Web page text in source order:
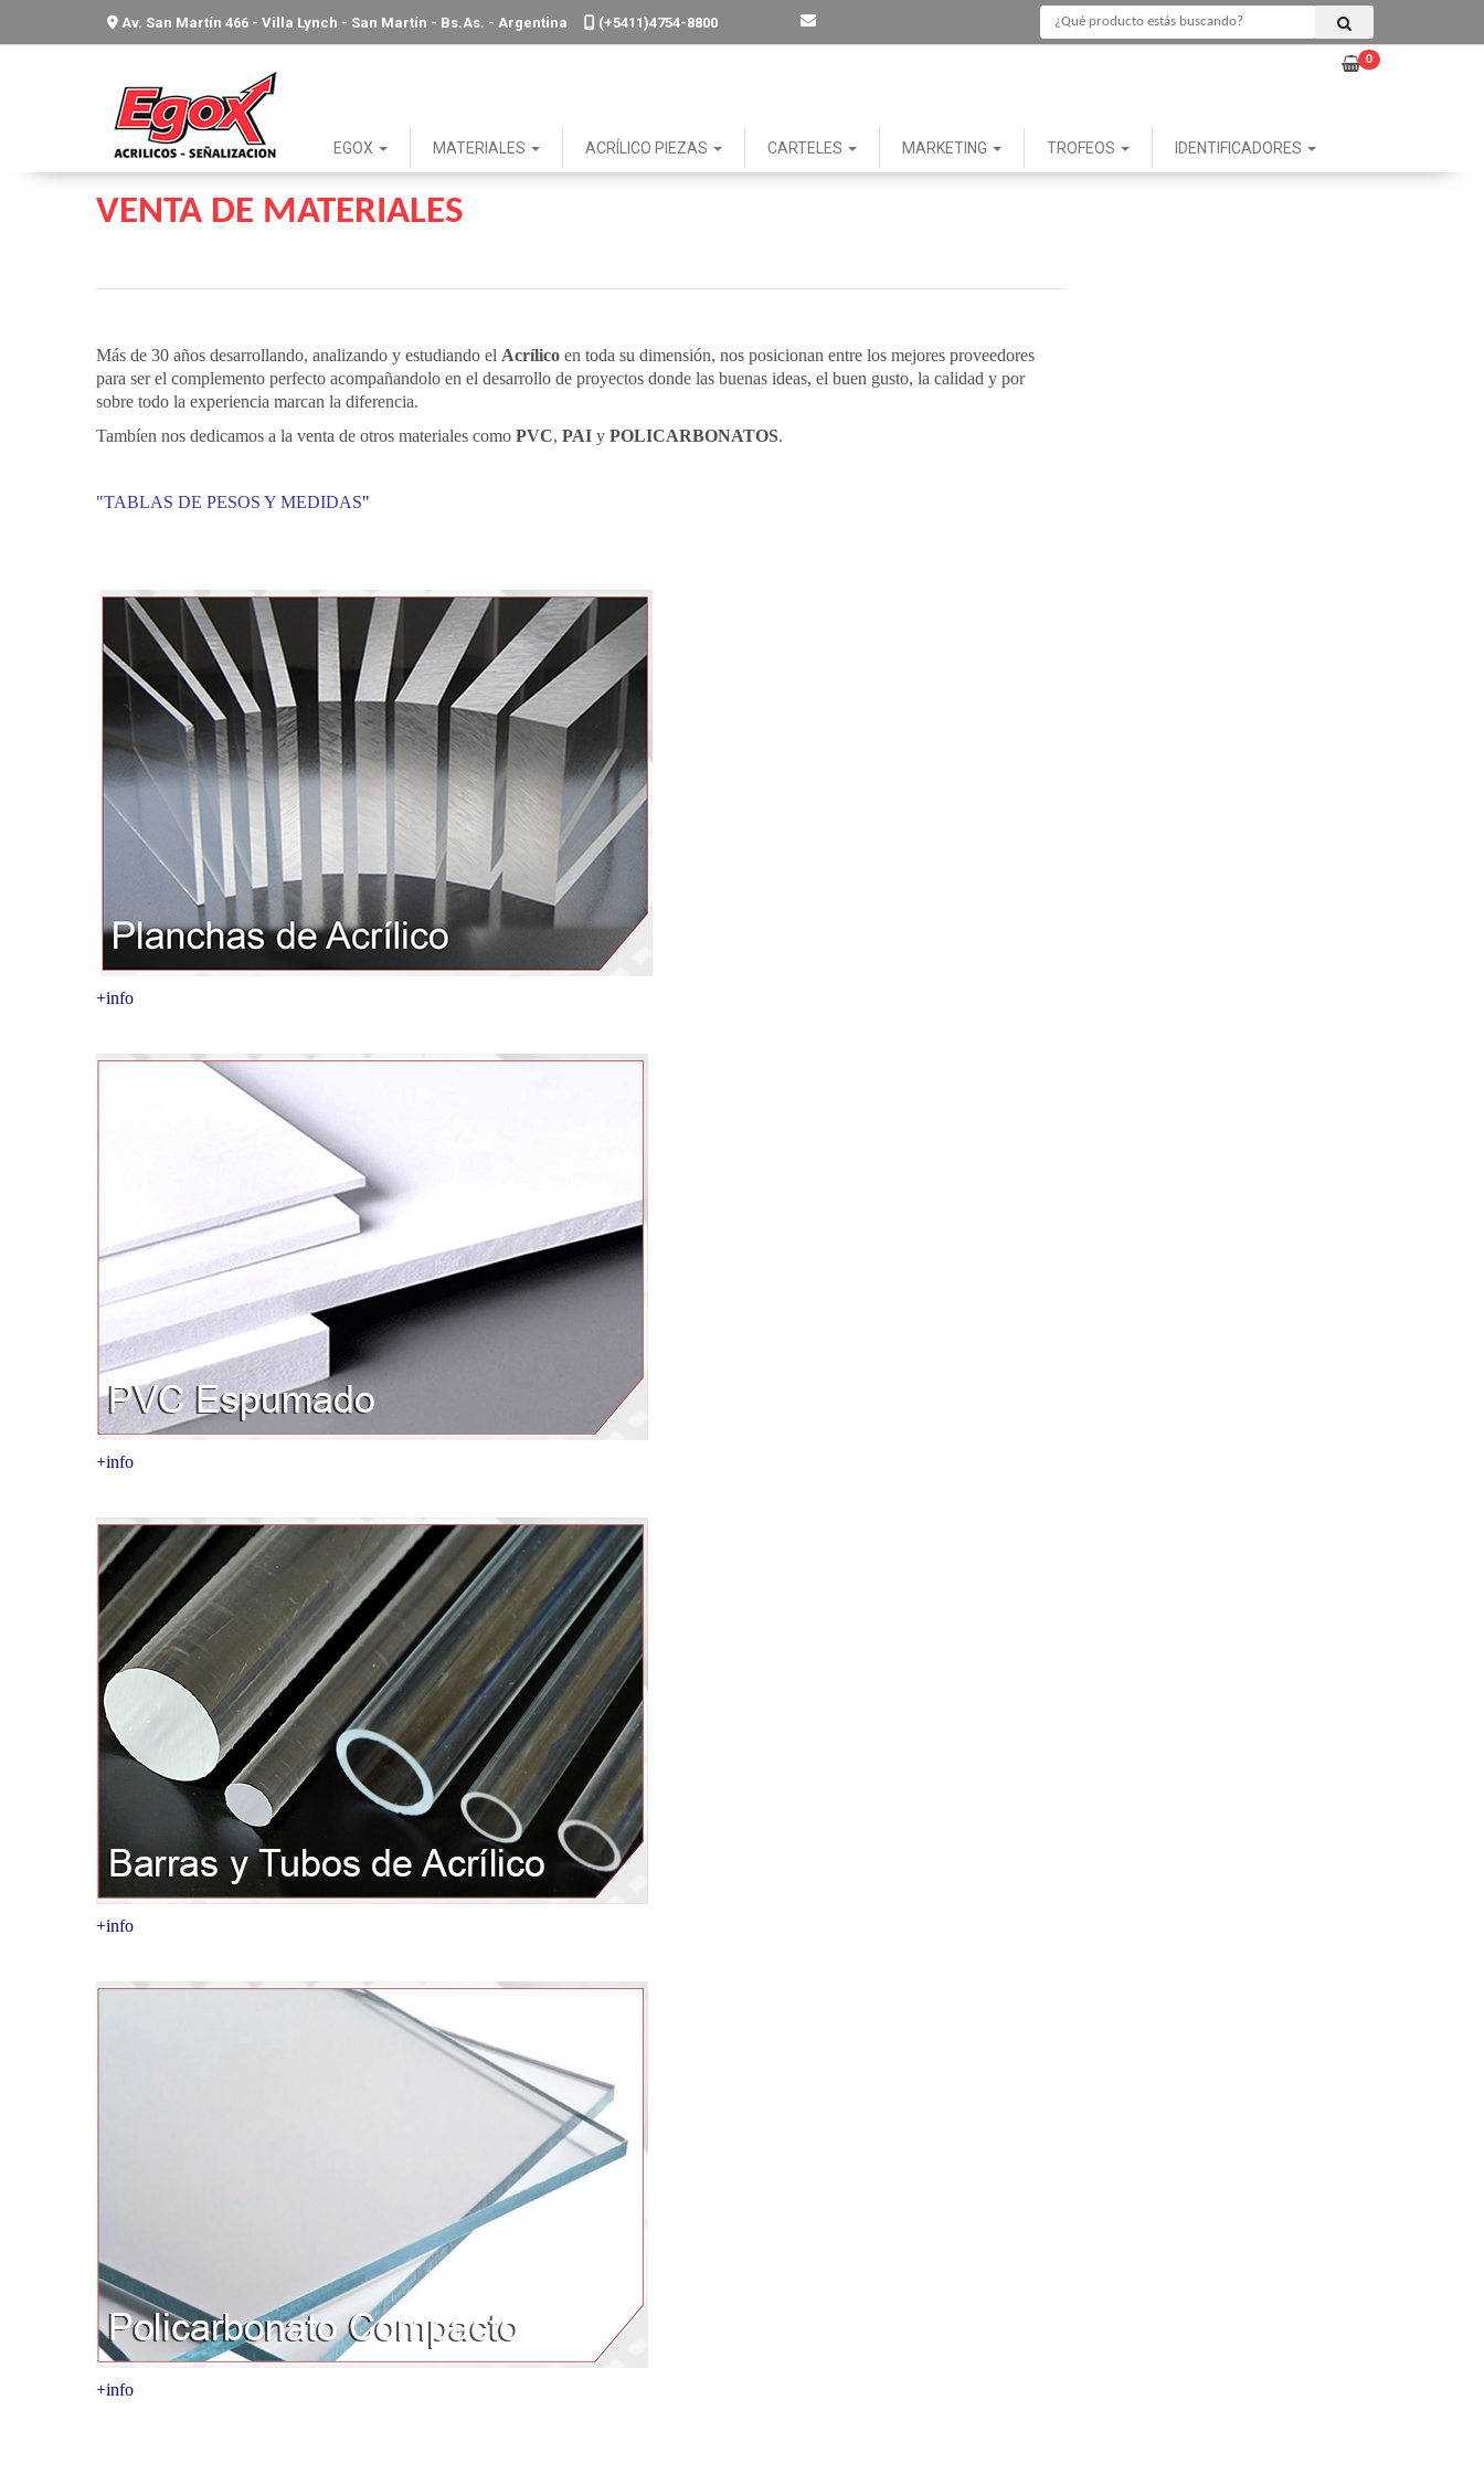
Av. San Martín 466 - Villa Lynch - San Martín - Bs.As. - Argentina (+5411)4754-8800
0
EGOX MATERIALES ACRÍLICO PIEZAS CARTELES MARKETING TROFEOS IDENTIFICADORES
19 de Julio de 2021
VENTA DE MATERIALES
Más de 30 años desarrollando, analizando y estudiando el Acrílico en toda su dimensión, nos posicionan entre los mejores proveedores
para ser el complemento perfecto acompañandolo en el desarrollo de proyectos donde las buenas ideas, el buen gusto, la calidad y por
sobre todo la experiencia marcan la diferencia.
Tambíen nos dedicamos a la venta de otros materiales como PVC, PAI y POLICARBONATOS.
"TABLAS DE PESOS Y MEDIDAS"
+info
+info
+info
+info